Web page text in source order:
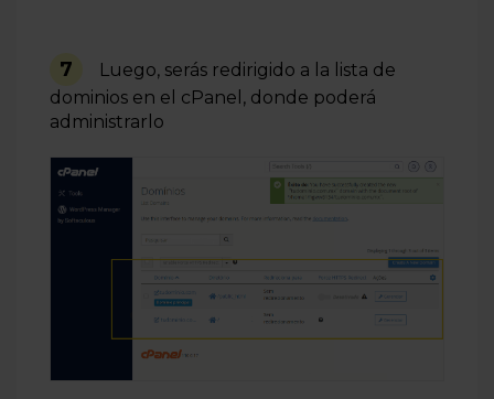
7
Luego, serás redirigido a la lista de
dominios en el cPanel, donde poderá
administrarlo